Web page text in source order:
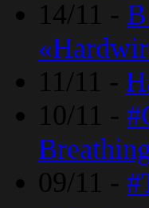
14/11 - В
11/11 -
10/11 -
09/11 -